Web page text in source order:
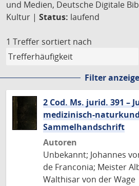
und Medien, Deutsche Digitale
Kultur | Status: laufend
1 Treffer sortiert nach
Filter
2 Cod. Ms. jurid. 391 –
medizinisch-
Sammelhandschrift
Autoren
Unbekannt; Johannes
de Franconia; Meister
Walthisar von der Wage